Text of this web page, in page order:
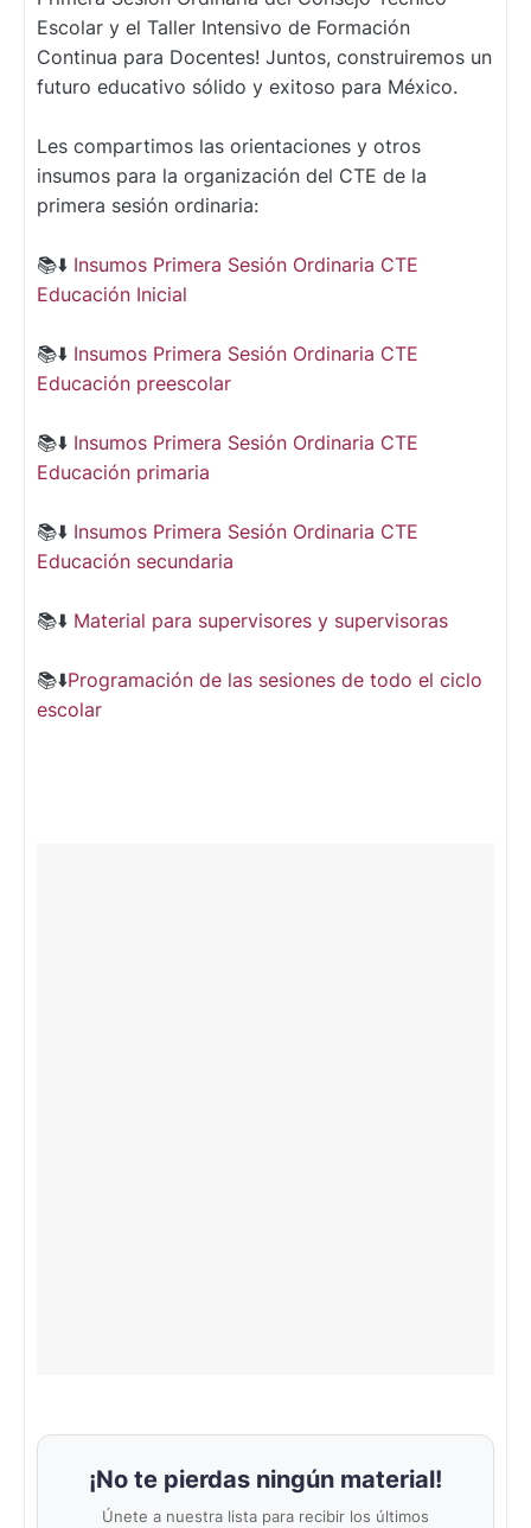
Escolar y el Taller Intensivo de Formación
Continua para Docentes! Juntos, construiremos un
futuro educativo sólido y exitoso para México.
Les compartimos las orientaciones y otros
insumos para la organización del CTE de la
primera sesión ordinaria:
📚⬇️ Insumos Primera Sesión Ordinaria CTE
Educación Inicial
📚⬇️ Insumos Primera Sesión Ordinaria CTE
Educación preescolar
📚⬇️ Insumos Primera Sesión Ordinaria CTE
Educación primaria
📚⬇️ Insumos Primera Sesión Ordinaria CTE
Educación secundaria
📚⬇️ Material para supervisores y supervisoras
📚⬇️Programación de las sesiones de todo el ciclo
escolar
¡No te pierdas ningún material!
Únete a nuestra lista para recibir los últimos